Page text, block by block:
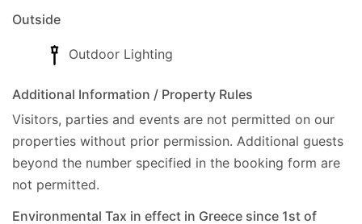
Outside
Outdoor Lighting
Additional Information / Property Rules
Visitors, parties and events are not permitted on our
properties without prior permission. Additional guests
beyond the number specified in the booking form are
not permitted.
Environmental Tax in effect in Greece since 1st of